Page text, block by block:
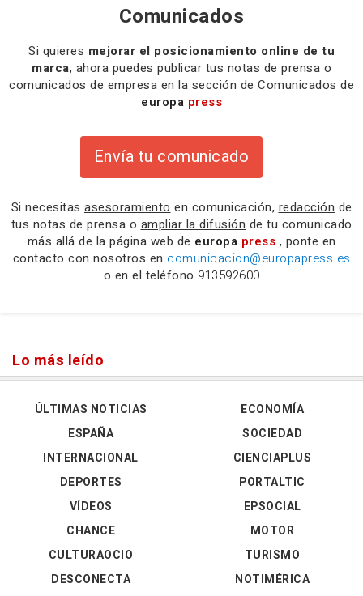
Comunicados
Si quieres mejorar el posicionamiento online de tu
marca, ahora puedes publicar tus notas de prensa o
comunicados de empresa en la sección de Comunicados de
europa press
Envía tu comunicado
Si necesitas asesoramiento en comunicación, redacción de
tus notas de prensa o ampliar la difusión de tu comunicado
más allá de la página web de europa press , ponte en
contacto con nosotros en comunicacion@europapress.es
o en el teléfono 913592600
Lo más leído
ÚLTIMAS NOTICIAS
ESPAÑA
INTERNACIONAL
DEPORTES
VÍDEOS
ECONOMÍA
SOCIEDAD
CIENCIAPLUS
PORTALTIC
EPSOCIAL
CHANCE
CULTURAOCIO
DESCONECTA
MOTOR
TURISMO
NOTIMÉRICA